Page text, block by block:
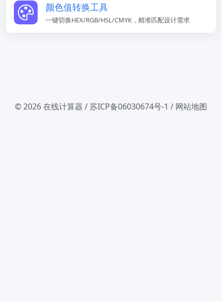
颜色值转换工具
一键切换HEX/RGB/HSL/CMYK，精准匹配设计需求
© 2026在线计算器 /苏ICP备06030674号-1 / 网站地图